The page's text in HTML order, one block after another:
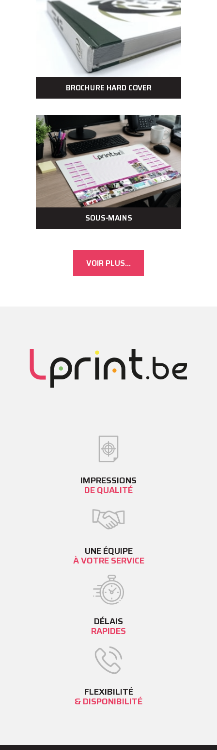
BROCHURE HARD COVER
SOUS-MAINS
VOIR PLUS...
IMPRESSIONS
DE QUALITÉ
UNE ÉQUIPE
À VOTRE SERVICE
DÉLAIS
RAPIDES
FLEXIBILITÉ
& DISPONIBILITÉ